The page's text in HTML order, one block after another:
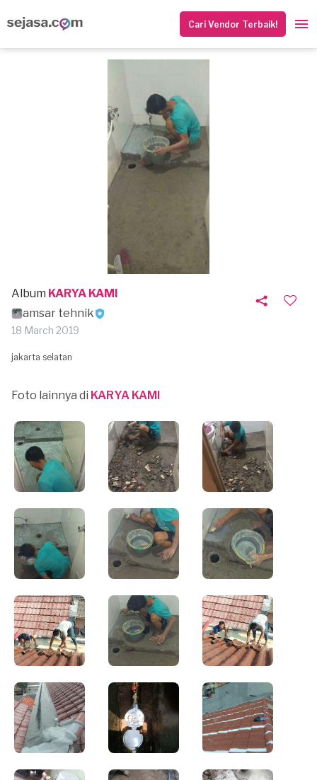
Cari Vendor Terbaik!
Album KARYA KAMI
amsar tehnik
18 March 2019
jakarta selatan
Foto lainnya di KARYA KAMI